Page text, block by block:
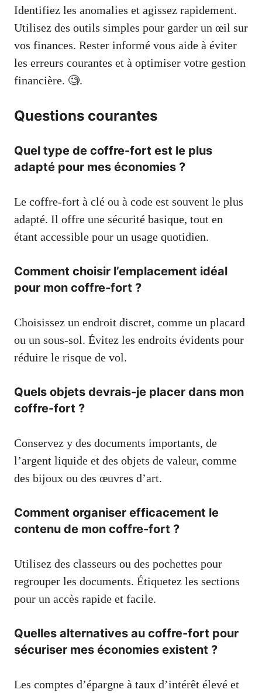
Identifiez les anomalies et agissez rapidement.
Utilisez des outils simples pour garder un œil sur
vos finances. Rester informé vous aide à éviter
les erreurs courantes et à optimiser votre gestion
financière. 🧐.
Questions courantes
Quel type de coffre-fort est le plus
adapté pour mes économies ?
Le coffre-fort à clé ou à code est souvent le plus
adapté. Il offre une sécurité basique, tout en
étant accessible pour un usage quotidien.
Comment choisir l’emplacement idéal
pour mon coffre-fort ?
Choisissez un endroit discret, comme un placard
ou un sous-sol. Évitez les endroits évidents pour
réduire le risque de vol.
Quels objets devrais-je placer dans mon
coffre-fort ?
Conservez y des documents importants, de
l’argent liquide et des objets de valeur, comme
des bijoux ou des œuvres d’art.
Comment organiser efficacement le
contenu de mon coffre-fort ?
Utilisez des classeurs ou des pochettes pour
regrouper les documents. Étiquetez les sections
pour un accès rapide et facile.
Quelles alternatives au coffre-fort pour
sécuriser mes économies existent ?
Les comptes d’épargne à taux d’intérêt élevé et